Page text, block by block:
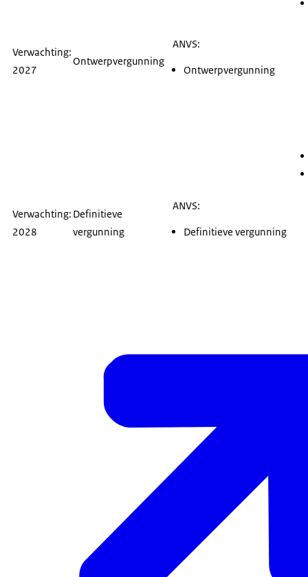
Verwachting:
2027
Ontwerpvergunning
ANVS:
Ontwerpvergunning
Verwachting:
2028
Definitieve
vergunning
ANVS:
Definitieve vergunning